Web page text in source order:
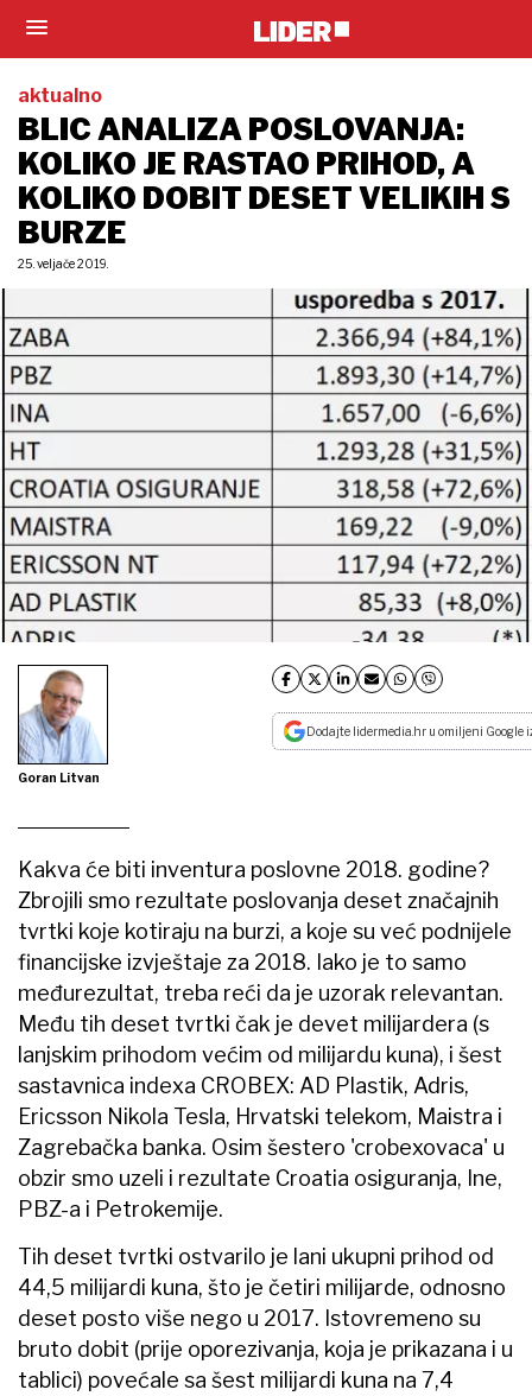
aktualno
BLIC ANALIZA POSLOVANJA:
KOLIKO JE RASTAO PRIHOD, A
KOLIKO DOBIT DESET VELIKIH S
BURZE
25. veljače 2019.
Goran Litvan
Dodajte lidermedia.hr u omiljeni Google
Kakva će biti inventura poslovne 2018. godine?
Zbrojili smo rezultate poslovanja deset značajnih
tvrtki koje kotiraju na burzi, a koje su već podnijele
financijske izvještaje za 2018. Iako je to samo
međurezultat, treba reći da je uzorak relevantan.
Među tih deset tvrtki čak je devet milijardera (s
lanjskim prihodom većim od milijardu kuna), i šest
sastavnica indexa CROBEX: AD Plastik, Adris,
Ericsson Nikola Tesla, Hrvatski telekom, Maistra i
Zagrebačka banka. Osim šestero 'crobexovaca' u
obzir smo uzeli i rezultate Croatia osiguranja, Ine,
PBZ-a i Petrokemije.
Tih deset tvrtki ostvarilo je lani ukupni prihod od
44,5 milijardi kuna, što je četiri milijarde, odnosno
deset posto više nego u 2017. Istovremeno su
bruto dobit (prije oporezivanja, koja je prikazana i u
tablici) povećale sa šest milijardi kuna na 7,4